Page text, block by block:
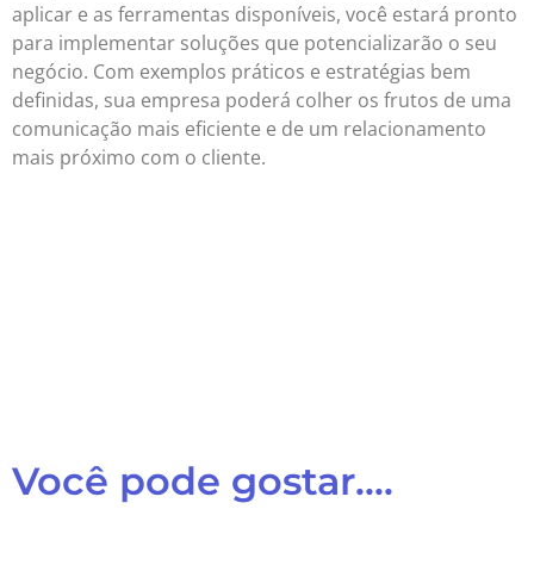
aplicar e as ferramentas disponíveis, você estará pronto
para implementar soluções que potencializarão o seu
negócio. Com exemplos práticos e estratégias bem
definidas, sua empresa poderá colher os frutos de uma
comunicação mais eficiente e de um relacionamento
mais próximo com o cliente.
Você pode gostar....